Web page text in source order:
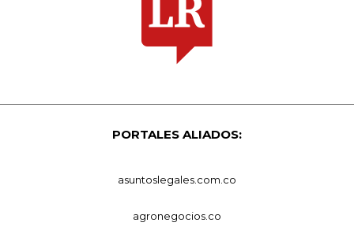
PORTALES ALIADOS:
asuntoslegales.com.co
agronegocios.co